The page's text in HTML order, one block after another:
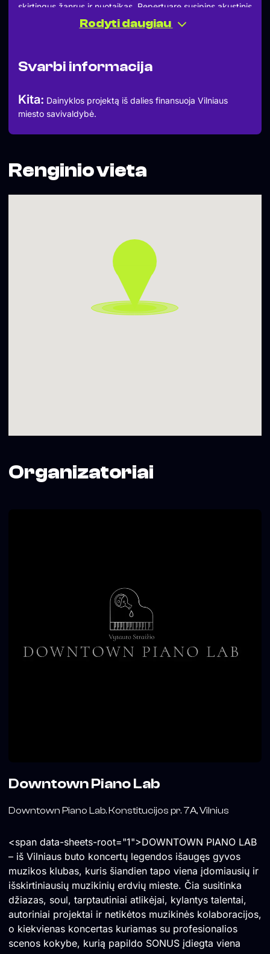
skirtingus žanrus ir nuotaikas. Repertuare susipins akustinis
reggaetonas su džiazo atspalviais, jausmingi bolero ritmai,
šokio kupinos lotyniškos melodijos ir šiuolaikinė pop latino
bachata, samba, baladės, reggaetonas, R’n’B pop latino,
· Paulius Volkovas – gitara
· Alvaro Hernandez – perkusija
Rodyti daugiau
Svarbi informacija
Kita: Dainyklos projektą iš dalies finansuoja Vilniaus
miesto savivaldybė.
Renginio vieta
Organizatoriai
Downtown Piano Lab
Downtown Piano Lab. Konstitucijos pr. 7A, Vilnius
<span data-sheets-root="1">DOWNTOWN PIANO LAB
– iš Vilniaus buto koncertų legendos išaugęs gyvos
muzikos klubas, kuris šiandien tapo viena įdomiausių ir
išskirtiniausių muzikinių erdvių mieste. Čia susitinka
džiazas, soul, tarptautiniai atlikėjai, kylantys talentai,
autoriniai projektai ir netikėtos muzikinės kolaboracijos,
o kiekvienas koncertas kuriamas su profesionalios
scenos kokybe, kurią papildo SONUS įdiegta viena